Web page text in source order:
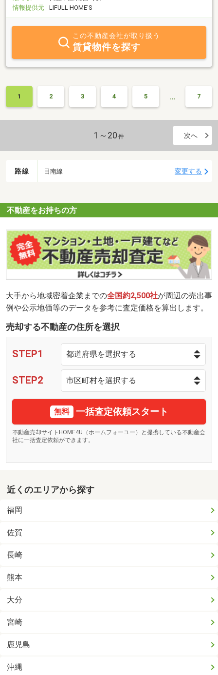
情報提供元
LIFULL HOME'S
この不動産会社が取り扱う
賃貸物件を探す
1 2 3 4 5 … 7
1～20 件 次へ
路線 日南線 変更する
不動産をお持ちの方
大手から地域密着企業までの全国約2,500社が周辺の売出事
例や公示地価等のデータを参考に査定価格を算出します。
売却する不動産の住所を選択
STEP1
STEP2
無料 一括査定依頼スタート
不動産売却サイトHOME4U（ホームフォーユー）と提携している不動産会
社に一括査定依頼ができます。
近くのエリアから探す
福岡
佐賀
長崎
熊本
大分
宮崎
鹿児島
沖縄